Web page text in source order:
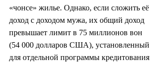
«чонсе» жилье. Однако, если сложить её
доход с доходом мужа, их общий доход
превышает лимит в 75 миллионов вон
(54 000 долларов США), установленный
для отдельной программы кредитования